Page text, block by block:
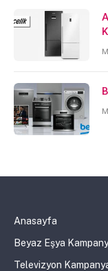
Anasayfa
Beyaz Eşya
Televizyon